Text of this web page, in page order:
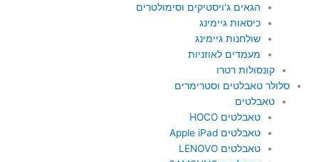
הגאים ג'ויסטיקים וסימולטרים
כיסאות גיימינג
שולחנות גיימינג
מעמדים לאוזניות
קונסולות רטרו
סלולר טאבלטים וסטרימרים
טאבלטים
טאבלטים HOCO
טאבלטים Apple iPad
טאבלטים LENOVO